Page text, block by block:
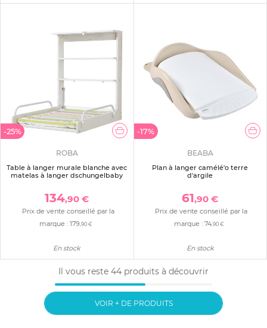
-25%
ROBA
Table à langer murale blanche avec
matelas à langer dschungelbaby
134,90 €
Prix de vente conseillé par la
marque : 179 ,90 €
En stock
-17%
BEABA
Plan à langer camélé'o terre
d'argile
61,90 €
Prix de vente conseillé par la
marque : 74,90 €
En stock
Il vous reste 44 produits à découvrir
VOIR + DE PRODUITS